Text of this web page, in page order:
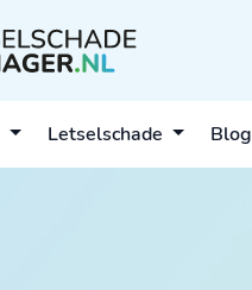
Letselschade Blog